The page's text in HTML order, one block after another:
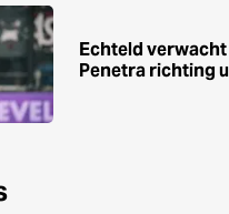
Echteld
Penetra richting